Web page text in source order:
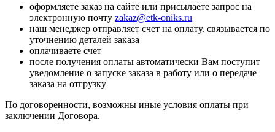
оформляете заказ на сайте или присылаете запрос на
электронную почту zakaz@etk-oniks.ru
наш менеджер отправляет счет на оплату. связывается по
уточнению деталей заказа
оплачиваете счет
после получения оплаты автоматически Вам поступит
уведомление о запуске заказа в работу или о передаче
заказа на отгрузку
По договоренности, возможны иные условия оплаты при
заключении Договора.